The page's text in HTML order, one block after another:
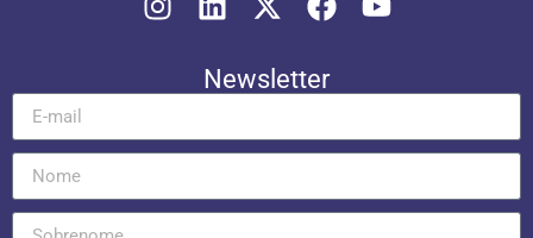
Newsletter